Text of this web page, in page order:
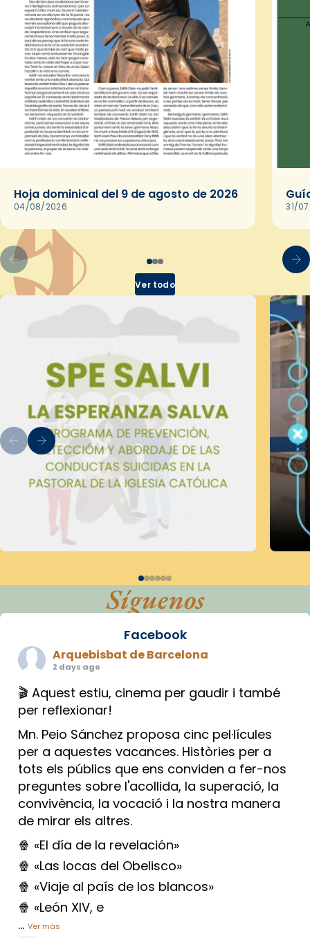
Hoja dominical del 9 de agosto de 2026
04/08/2026 31/
Ver todo
Síguenos
Facebook
Arquebisbat de Barcelona
2 days ago
🎬 Aquest estiu, cinema per gaudir i també
per reflexionar!
Mn. Peio Sánchez proposa cinc pel·lícules
per a aquestes vacances. Històries per a
tots els públics que ens conviden a fer-nos
preguntes sobre l'acollida, la superació, la
convivència, la vocació i la nostra manera
de mirar els altres.
🍿 «El día de la revelación»
🍿 «Las locas del Obelisco»
🍿 «Viaje al país de los blancos»
🍿 «León XIV, e
... Ver más